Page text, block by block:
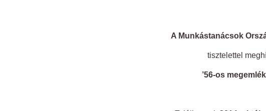
A Munkástanácsok
tisztelettel
’56-os